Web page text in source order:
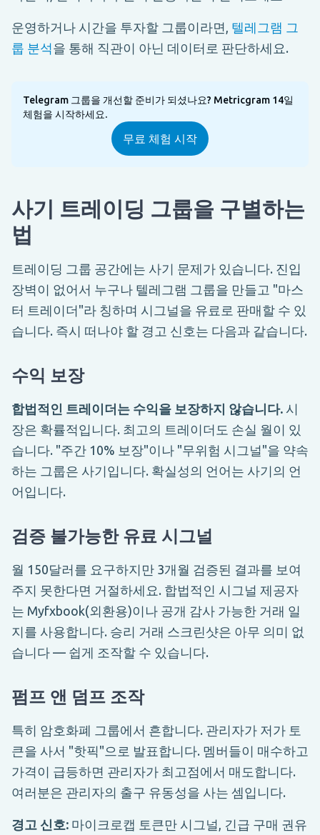
운영하거나 시간을 투자할 그룹이라면, 텔레그램 그
룹 분석을 통해 직관이 아닌 데이터로 판단하세요.
Telegram 그룹을 개선할 준비가 되셨나요? Metricgram 14일
체험을 시작하세요.
무료 체험 시작
사기 트레이딩 그룹을 구별하는
법
트레이딩 그룹 공간에는 사기 문제가 있습니다. 진입
장벽이 없어서 누구나 텔레그램 그룹을 만들고 "마스
터 트레이더"라 칭하며 시그널을 유료로 판매할 수 있
습니다. 즉시 떠나야 할 경고 신호는 다음과 같습니다.
수익 보장
합법적인 트레이더는 수익을 보장하지 않습니다. 시
장은 확률적입니다. 최고의 트레이더도 손실 월이 있
습니다. "주간 10% 보장"이나 "무위험 시그널"을 약속
하는 그룹은 사기입니다. 확실성의 언어는 사기의 언
어입니다.
검증 불가능한 유료 시그널
월 150달러를 요구하지만 3개월 검증된 결과를 보여
주지 못한다면 거절하세요. 합법적인 시그널 제공자
는 Myfxbook(외환용)이나 공개 감사 가능한 거래 일
지를 사용합니다. 승리 거래 스크린샷은 아무 의미 없
습니다 — 쉽게 조작할 수 있습니다.
펌프 앤 덤프 조작
특히 암호화폐 그룹에서 흔합니다. 관리자가 저가 토
큰을 사서 "핫픽"으로 발표합니다. 멤버들이 매수하고
가격이 급등하면 관리자가 최고점에서 매도합니다.
여러분은 관리자의 출구 유동성을 사는 셈입니다.
경고 신호: 마이크로캡 토큰만 시그널, 긴급 구매 권유